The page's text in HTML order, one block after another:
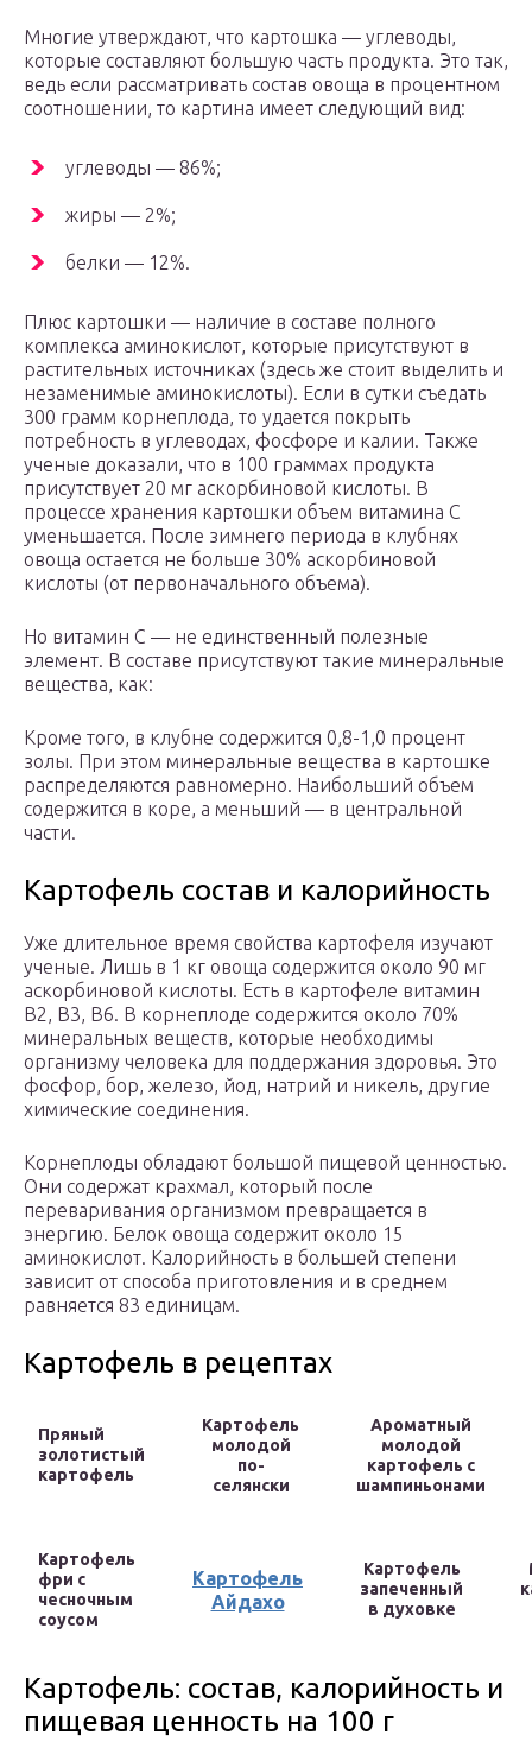
Многие утверждают, что картошка — углеводы,
которые составляют большую часть продукта. Это так,
ведь если рассматривать состав овоща в процентном
соотношении, то картина имеет следующий вид:
углеводы — 86%;
жиры — 2%;
белки — 12%.
Плюс картошки — наличие в составе полного
комплекса аминокислот, которые присутствуют в
растительных источниках (здесь же стоит выделить и
незаменимые аминокислоты). Если в сутки съедать
300 грамм корнеплода, то удается покрыть
потребность в углеводах, фосфоре и калии. Также
ученые доказали, что в 100 граммах продукта
присутствует 20 мг аскорбиновой кислоты. В
процессе хранения картошки объем витамина С
уменьшается. После зимнего периода в клубнях
овоща остается не больше 30% аскорбиновой
кислоты (от первоначального объема).
Но витамин С — не единственный полезные
элемент. В составе присутствуют такие минеральные
вещества, как:
Кроме того, в клубне содержится 0,8-1,0 процент
золы. При этом минеральные вещества в картошке
распределяются равномерно. Наибольший объем
содержится в коре, а меньший — в центральной
части.
Картофель состав и калорийность
Уже длительное время свойства картофеля изучают
ученые. Лишь в 1 кг овоща содержится около 90 мг
аскорбиновой кислоты. Есть в картофеле витамин
В2, В3, В6. В корнеплоде содержится около 70%
минеральных веществ, которые необходимы
организму человека для поддержания здоровья. Это
фосфор, бор, железо, йод, натрий и никель, другие
химические соединения.
Корнеплоды обладают большой пищевой ценностью.
Они содержат крахмал, который после
переваривания организмом превращается в
энергию. Белок овоща содержит около 15
аминокислот. Калорийность в большей степени
зависит от способа приготовления и в среднем
равняется 83 единицам.
Картофель в рецептах
Пряный
золотистый
картофель
Картофель
молодой
по-
селянски
Ароматный
молодой
картофель с
шампиньонами
Картофель
фри с
чесночным
соусом
Картофель
Айдахо
Картофель
запеченный
в духовке
Картофель: состав, калорийность и
пищевая ценность на 100 г